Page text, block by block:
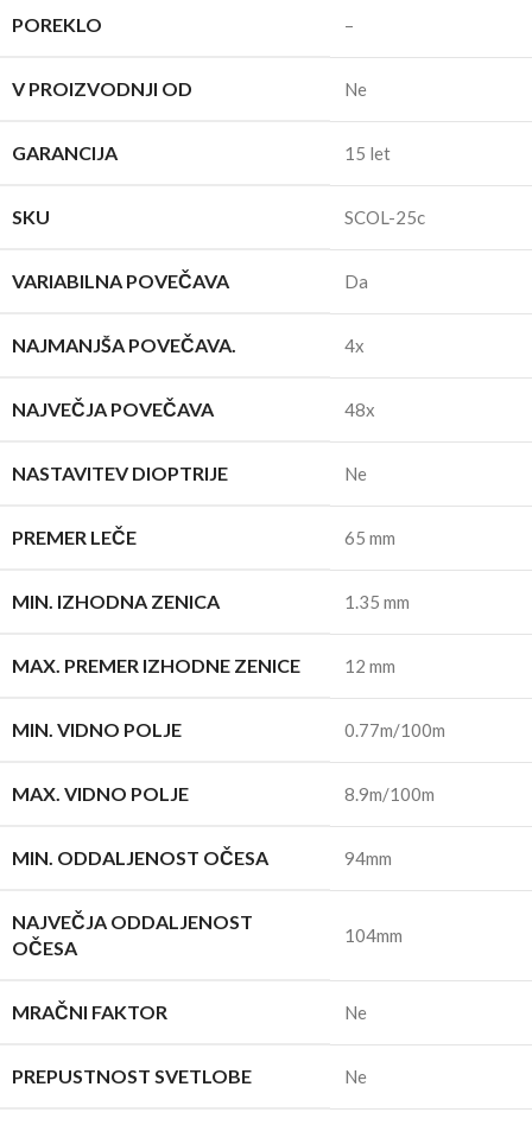
POREKLO –
V PROIZVODNJI OD Ne
GARANCIJA 15 let
SKU SCOL-25c
VARIABILNA POVEČAVA Da
NAJMANJŠA POVEČAVA. 4x
NAJVEČJA POVEČAVA 48x
NASTAVITEV DIOPTRIJE Ne
PREMER LEČE 65 mm
MIN. IZHODNA ZENICA 1.35 mm
MAX. PREMER IZHODNE ZENICE 12 mm
MIN. VIDNO POLJE 0.77m/100m
MAX. VIDNO POLJE 8.9m/100m
MIN. ODDALJENOST OČESA 94mm
NAJVEČJA ODDALJENOST
OČESA
104mm
MRAČNI FAKTOR Ne
PREPUSTNOST SVETLOBE Ne